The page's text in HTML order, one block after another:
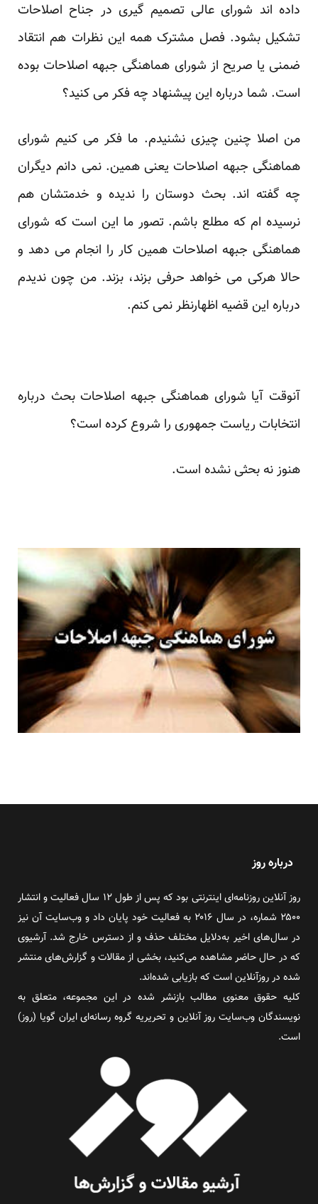
داده اند شورای عالی تصمیم گیری در جناح اصلاحات
تشکیل بشود. فصل مشترک همه این نظرات هم انتقاد
ضمنی یا صریح از شورای هماهنگی جبهه اصلاحات بوده
است. شما درباره این پیشنهاد چه فکر می کنید؟
من اصلا چنین چیزی نشنیدم. ما فکر می کنیم شورای
هماهنگی جبهه اصلاحات یعنی همین. نمی دانم دیگران
چه گفته اند. بحث دوستان را ندیده و خدمتشان هم
نرسیده ام که مطلع باشم. تصور ما این است که شورای
هماهنگی جبهه اصلاحات همین کار را انجام می دهد و
حالا هرکی می خواهد حرفی بزند، بزند. من چون ندیدم
درباره این قضیه اظهارنظر نمی کنم.
آنوقت آیا شورای هماهنگی جبهه اصلاحات بحث درباره
انتخابات ریاست جمهوری را شروع کرده است؟
هنوز نه بحثی نشده است.
درباره روز
روز آنلاین روزنامه‌ای اینترنتی بود که پس از طول ۱۲ سال فعالیت و انتشار
۲۵۰۰ شماره، در سال ۲۰۱۶ به فعالیت خود پایان داد و وب‌سایت آن نیز
در سال‌های اخیر به‌دلایل مختلف حذف و از دسترس خارج شد. آرشیوی
که در حال حاضر مشاهده می‌کنید، بخشی از مقالات و گزارش‌های منتشر
شده در روزآنلاین است که بازیابی شده‌اند.
کلیه حقوق معنوی مطالب بازنشر شده در این مجموعه، متعلق به
نویسندگان وب‌سایت روز آنلاین و تحریریه گروه رسانه‌ای ایران گویا (روز)
است.